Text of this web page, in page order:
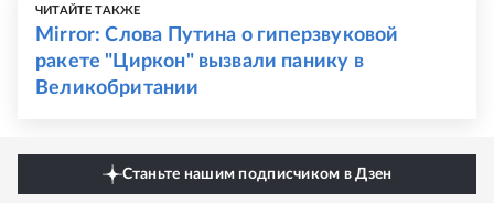
ЧИТАЙТЕ ТАКЖЕ
Mirror: Слова Путина о гиперзвуковой
ракете "Циркон" вызвали панику в
Великобритании
Станьте нашим подписчиком в Дзен